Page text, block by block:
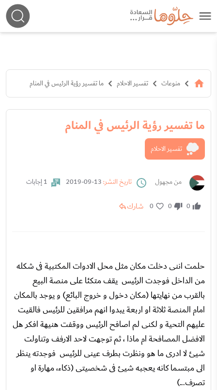
منوعات تفسير الاحلام ما تفسير رؤية الرئيس في المنام
ما تفسير رؤية الرئيس في المنام
تفسير الاحلام
من مجهول تاريخ النشر: 1 إجابات
0
0
0 شارك
حلمت اننى دخلت مكان مثل محل الادوات المكتبية فى شكله
من الداخل فوجدت الرئيس يقف متكئا على منصة البيع
بالقرب من نهايتها (مكان دخول و خروج البائع) و يوجد بالمكان
امام المنصة ثلاثة او اربعة يبدوا انهم مرافقين للرئيس فالقيت
عليهم التحية و لكنى لم اصافح الرئيس ووقفت هنيهة افكر هل
الافضل المصافحة ام ماذا ، ثم توجهت لاحد الارفف وتناولت
شيئ لا ادرى ما هو ونظرت بطرف عينى للرئيس فوجدته ينظر
الى مبتسما كانه يعجبه شيئ فى شخصيتى (ذكاء، مهارة او
تصرف...)